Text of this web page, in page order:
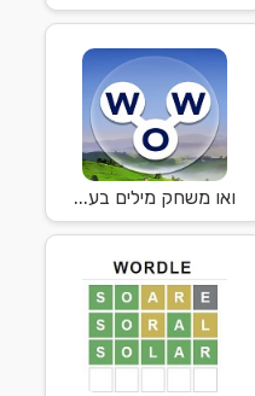
ואו משחק מילים בע...